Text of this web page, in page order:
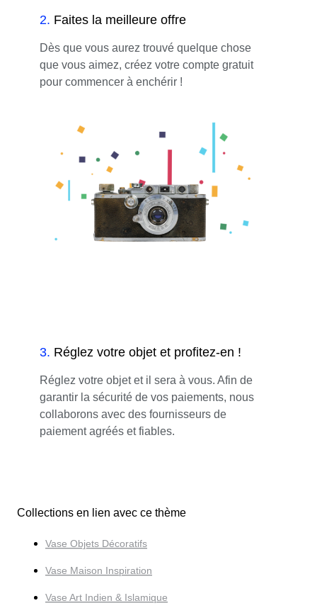
2. Faites la meilleure offre
Dès que vous aurez trouvé quelque chose
que vous aimez, créez votre compte gratuit
pour commencer à enchérir !
3. Réglez votre objet et profitez-en !
Réglez votre objet et il sera à vous. Afin de
garantir la sécurité de vos paiements, nous
collaborons avec des fournisseurs de
paiement agréés et fiables.
Collections en lien avec ce thème
Vase Objets Décoratifs
Vase Maison Inspiration
Vase Art Indien & Islamique